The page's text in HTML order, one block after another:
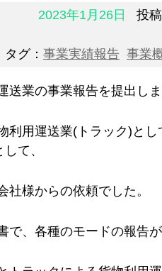
2023年1月26日 投
タグ： 事業実績報告 事業
送業の事業報告を提出し
利用運送業(トラック)と
て、
社様からの依頼でした。
で、各種のモードの報告